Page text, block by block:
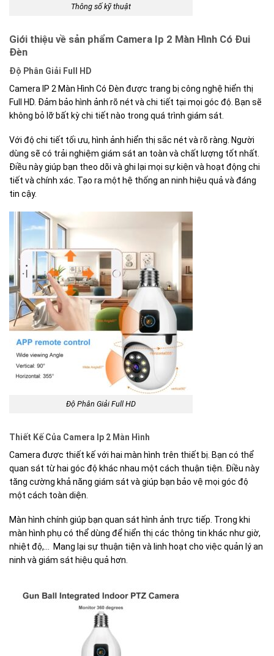
Thông số kỹ thuật
Giới thiệu về sản phẩm Camera Ip 2 Màn Hình Có Đui
Đèn
Độ Phân Giải Full HD
Camera IP 2 Màn Hình Có Đèn được trang bị công nghệ hiển thị
Full HD. Đảm bảo hình ảnh rõ nét và chi tiết tại mọi góc độ. Bạn sẽ
không bỏ lỡ bất kỳ chi tiết nào trong quá trình giám sát.
Với độ chi tiết tối ưu, hình ảnh hiển thị sắc nét và rõ ràng. Người
dùng sẽ có trải nghiệm giám sát an toàn và chất lượng tốt nhất.
Điều này giúp bạn theo dõi và ghi lại mọi sự kiện và hoạt động chi
tiết và chính xác. Tạo ra một hệ thống an ninh hiệu quả và đáng
tin cậy.
Độ Phân Giải Full HD
Thiết Kế Của Camera Ip 2 Màn Hình
Camera được thiết kế với hai màn hình trên thiết bị. Bạn có thể
quan sát từ hai góc độ khác nhau một cách thuận tiện. Điều này
tăng cường khả năng giám sát và giúp bạn bảo vệ mọi góc độ
một cách toàn diện.
Màn hình chính giúp bạn quan sát hình ảnh trực tiếp. Trong khi
màn hình phụ có thể dùng để hiển thị các thông tin khác như giờ,
nhiệt độ,… Mang lại sự thuận tiện và linh hoạt cho việc quản lý an
ninh và giám sát hiệu quả hơn.